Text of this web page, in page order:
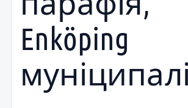
Enköping